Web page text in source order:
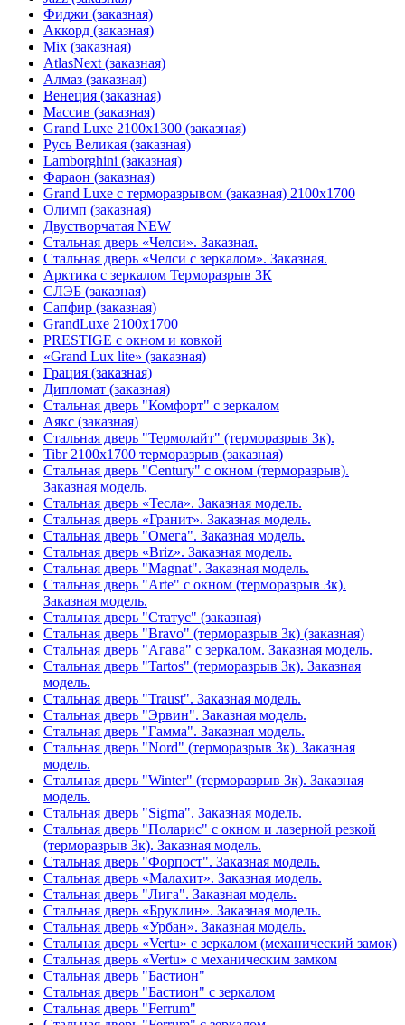
Фиджи (заказная)
Аккорд (заказная)
Mix (заказная)
AtlasNext (заказная)
Алмаз (заказная)
Венеция (заказная)
Массив (заказная)
Grand Luxe 2100х1300 (заказная)
Русь Великая (заказная)
Lamborghini (заказная)
Фараон (заказная)
Grand Luxe с терморазрывом (заказная) 2100х1700
Олимп (заказная)
Двустворчатая NEW
Стальная дверь «Челси». Заказная.
Стальная дверь «Челси с зеркалом». Заказная.
Арктика с зеркалом Терморазрыв 3К
СЛЭБ (заказная)
Сапфир (заказная)
GrandLuxe 2100х1700
PRESTIGE с окном и ковкой
«Grand Lux lite» (заказная)
Гpация (заказная)
Дипломат (заказная)
Стальная дверь "Комфорт" с зеркалом
Аякс (заказная)
Стальная дверь "Термолайт" (терморазрыв 3к).
Tibr 2100х1700 терморазрыв (заказная)
Стальная дверь "Century" с окном (терморазрыв).
Заказная модель.
Стальная дверь «Тесла». Заказная модель.
Стальная дверь «Гранит». Заказная модель.
Стальная дверь "Омега". Заказная модель.
Стальная дверь «Briz». Заказная модель.
Стальная дверь "Magnat". Заказная модель.
Стальная дверь "Arte" с окном (терморазрыв 3к).
Заказная модель.
Стальная дверь "Статус" (заказная)
Стальная дверь "Bravo" (терморазрыв 3к) (заказная)
Стальная дверь "Агава" с зеркалом. Заказная модель.
Стальная дверь "Tartos" (терморазрыв 3к). Заказная
модель.
Стальная дверь "Traust". Заказная модель.
Стальная дверь "Эрвин". Заказная модель.
Стальная дверь "Гамма". Заказная модель.
Стальная дверь "Nord" (терморазрыв 3к). Заказная
модель.
Стальная дверь "Winter" (терморазрыв 3к). Заказная
модель.
Стальная дверь "Sigma". Заказная модель.
Стальная дверь "Поларис" с окном и лазерной резкой
(терморазрыв 3к). Заказная модель.
Стальная дверь "Форпост". Заказная модель.
Стальная дверь «Малахит». Заказная модель.
Стальная дверь "Лига". Заказная модель.
Стальная дверь «Бруклин». Заказная модель.
Стальная дверь «Урбан». Заказная модель.
Стальная дверь «Vertu» с зеркалом (механический замок)
Стальная дверь «Vertu» с механическим замком
Стальная дверь "Бастион"
Стальная дверь "Бастион" с зеркалом
Стальная дверь "Ferrum"